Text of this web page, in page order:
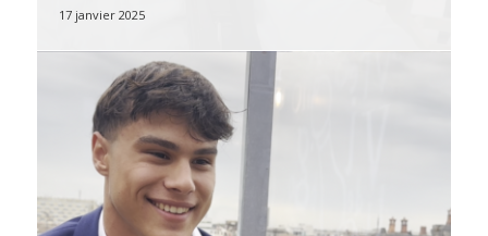
17 janvier 2025